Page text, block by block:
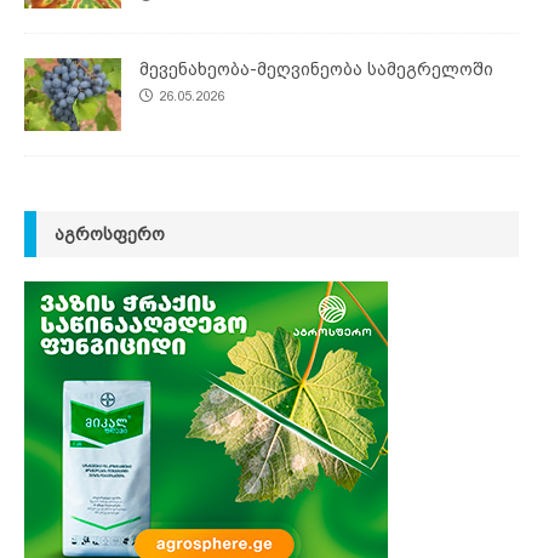
მევენახეობა-მეღვინეობა სამეგრელოში
26.05.2026
ᲐᲒᲠᲝᲡᲤᲔᲠᲝ